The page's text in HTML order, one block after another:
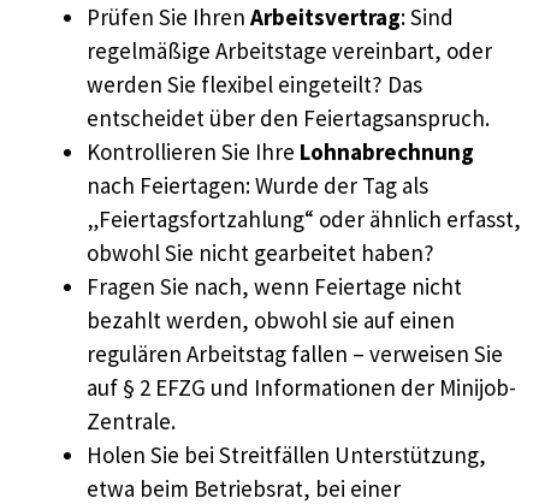
Prüfen Sie Ihren Arbeitsvertrag: Sind
regelmäßige Arbeitstage vereinbart, oder
werden Sie flexibel eingeteilt? Das
entscheidet über den Feiertagsanspruch.
Kontrollieren Sie Ihre Lohnabrechnung
nach Feiertagen: Wurde der Tag als
„Feiertagsfortzahlung“ oder ähnlich erfasst,
obwohl Sie nicht gearbeitet haben?
Fragen Sie nach, wenn Feiertage nicht
bezahlt werden, obwohl sie auf einen
regulären Arbeitstag fallen – verweisen Sie
auf § 2 EFZG und Informationen der Minijob-
Zentrale.
Holen Sie bei Streitfällen Unterstützung,
etwa beim Betriebsrat, bei einer